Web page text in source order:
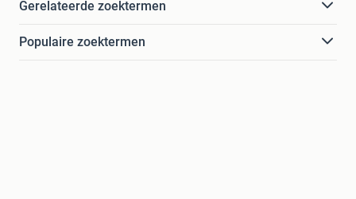
Gerelateerde zoektermen
Populaire zoektermen